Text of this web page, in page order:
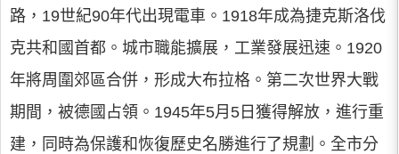
路，19世紀90年代出現電車。1918年成為捷克斯洛伐
克共和國首都。城市職能擴展，工業發展迅速。1920
年將周圍郊區合併，形成大布拉格。第二次世界大戰
期間，被德國占領。1945年5月5日獲得解放，進行重
建，同時為保護和恢復歷史名勝進行了規劃。全市分